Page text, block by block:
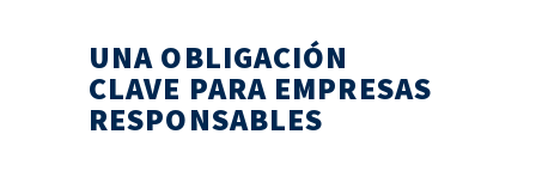
UNA OBLIGACIÓN
CLAVE PARA EMPRESAS
RESPONSABLES